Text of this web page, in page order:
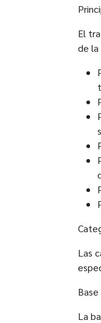
El
de la
Las
La